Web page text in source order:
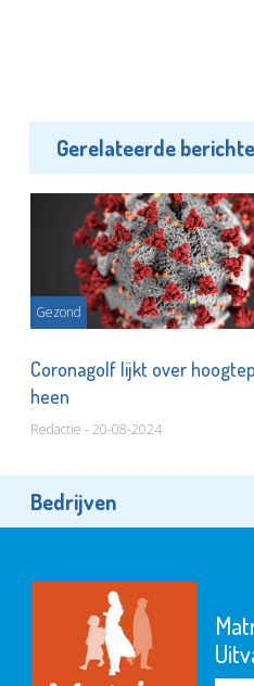
Gerelateerde
Gezond
Coronagolf lijkt over
heen
Redactie - 20-08-2024
Bedrijven